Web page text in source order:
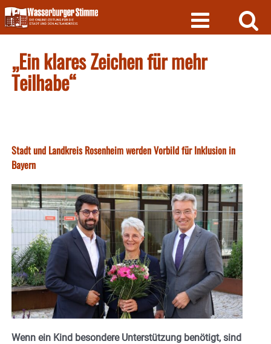
Skip
to
content
„Ein klares Zeichen für mehr
Teilhabe“
Stadt und Landkreis Rosenheim werden Vorbild für Inklusion in
Bayern
Wenn ein Kind besondere Unterstützung benötigt, sind